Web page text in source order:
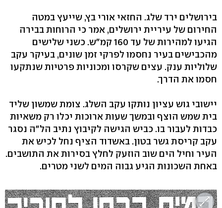
בירושלים ירד שלג. החזאי אורי בץ, שייעץ במטה
החירום של עיריית ירושלים, אמר כי הרוחות בבירה
הגיעו למהירות של עד 160 קמ"ש. כשני שלישים
מהכבישים בעיר נחסמו לפרקי זמן שונים, בעיקר עקב
שלוליות ענק. עצים שקרסו ומכוניות פרטיות שנתקעו
חסמו את הדרך.
יישובי גוש עציון נותקו עקב השלג. צומת שמשון שליד
בית שמש הוצף ובמשך שעות ארוכות יכלו רק משאיות
כבדות לעבור בו. כביש הגישה לקיבוץ נתיב הל"ה נסגר
עקב קריסת גשר בטון. באשדוד הציף נחל לכיש את
העיר וחיל הים שוב הוזעק לחלץ בסירות את התושבים.
באחת השכונות הגיע גבוה המים לשני מטרים.